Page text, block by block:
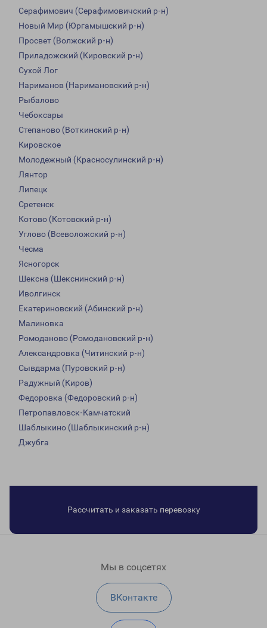
Серафимович (Серафимовичский р-н)
Новый Мир (Юргамышский р-н)
Просвет (Волжский р-н)
Приладожский (Кировский р-н)
Сухой Лог
Нариманов (Наримановский р-н)
Рыбалово
Чебоксары
Степаново (Воткинский р-н)
Кировское
Молодежный (Красносулинский р-н)
Лянтор
Липецк
Сретенск
Котово (Котовский р-н)
Углово (Всеволожский р-н)
Чесма
Ясногорск
Шексна (Шекснинский р-н)
Иволгинск
Екатериновский (Абинский р-н)
Малиновка
Ромоданово (Ромодановский р-н)
Александровка (Читинский р-н)
Сывдарма (Пуровский р-н)
Радужный (Киров)
Федоровка (Федоровский р-н)
Петропавловск-Камчатский
Шаблыкино (Шаблыкинский р-н)
Джубга
Рассчитать и заказать перевозку
Мы в соцсетях
ВКонтакте